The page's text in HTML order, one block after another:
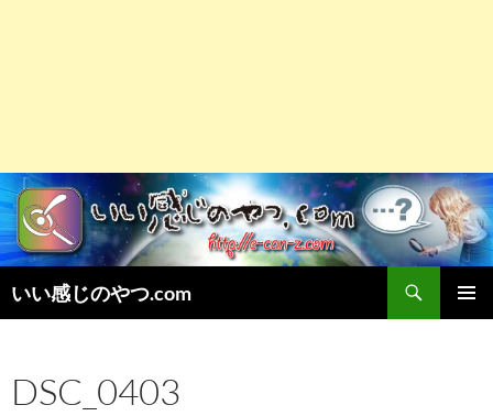
いい感じのやつ.com
索
ン
ツ
DSC_0403